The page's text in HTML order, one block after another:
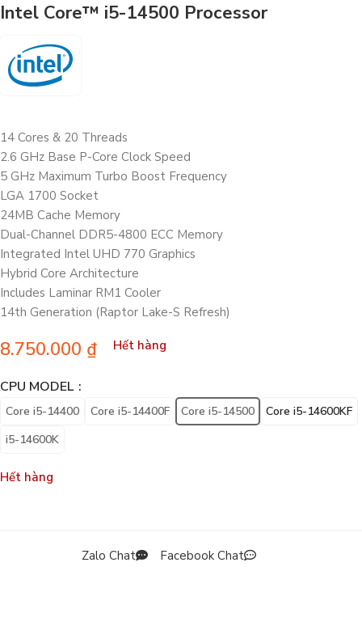
Intel Core™ i5-14500 Processor
14 Cores & 20 Threads
2.6 GHz Base P-Core Clock Speed
5 GHz Maximum Turbo Boost Frequency
LGA 1700 Socket
24MB Cache Memory
Dual-Channel DDR5-4800 ECC Memory
Integrated Intel UHD 770 Graphics
Hybrid Core Architecture
Includes Laminar RM1 Cooler
14th Generation (Raptor Lake-S Refresh)
8.750.000 ₫ Hết hàng
CPU MODEL
Core i5-14400 Core i5-14400F Core i5-14500
Core i5-14600KF
i5-14600K
Hết hàng
Zalo Chat Facebook Chat